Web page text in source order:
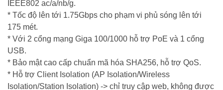
IEEE802 ac/a/nb/g.
* Tốc độ lên tới 1.75Gbps cho phạm vi phủ sóng lên tới
175 mét.
* Với 2 cổng mạng Giga 100/1000 hỗ trợ PoE và 1 cổng
USB.
* Bảo mật cao cấp chuẩn mã hóa SHA256, hỗ trợ QoS.
* Hỗ trợ Client Isolation (AP Isolation/Wireless
Isolation/Station Isolation) -> chỉ truy cập web, không được